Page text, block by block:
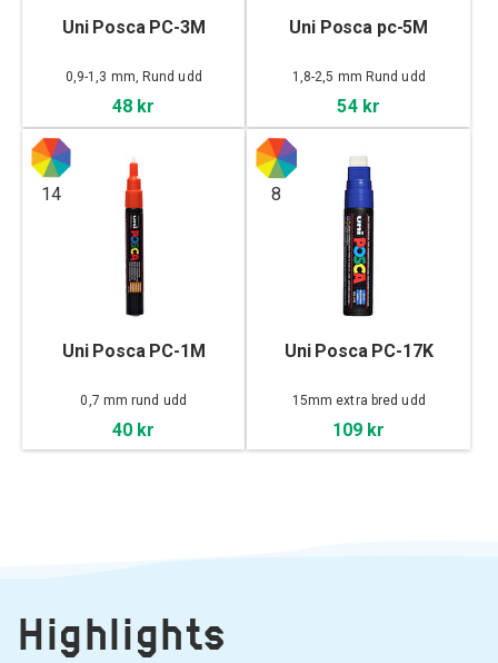
Uni Posca PC-3M
0,9-1,3 mm, Rund udd
48 kr
Uni Posca pc-5M
1,8-2,5 mm Rund udd
54 kr
14
Uni Posca PC-1M
0,7 mm rund udd
40 kr
8
Uni Posca PC-17K
15mm extra bred udd
109 kr
Highlights